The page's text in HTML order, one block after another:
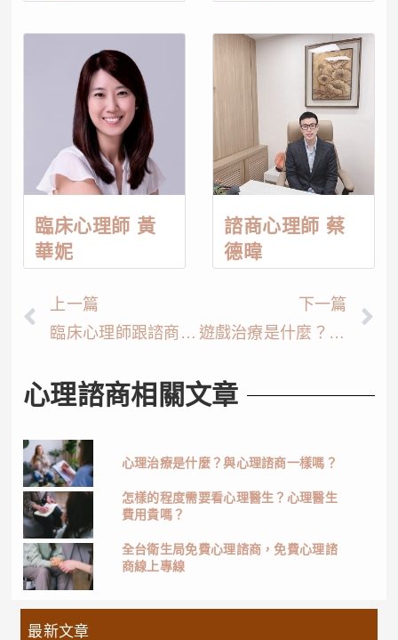
臨床心理師 黃
華妮
諮商心理師 蔡
德暐
上一篇
臨床心理師跟諮商心理師，兩種心理師該如何選擇
下一篇
遊戲治療是什麼？遊戲治療好處有哪些？
心理諮商相關文章
心理治療是什麼？與心理諮商一樣嗎？
怎樣的程度需要看心理醫生？心理醫生
費用貴嗎？
全台衛生局免費心理諮商，免費心理諮
商線上專線
最新文章